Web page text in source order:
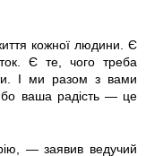
кожної людини. Є
Є те, чого треба
І ми разом з вами
бо ваша радість — це
— заявив ведучий